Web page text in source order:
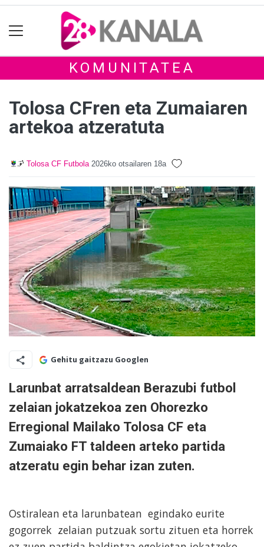
KOMUNITATEA
Tolosa CFren eta Zumaiaren
artekoa atzeratuta
Tolosa CF Futbola 2026ko otsailaren 18a
Gehitu gaitzazu Googlen
Larunbat arratsaldean Berazubi futbol
zelaian jokatzekoa zen Ohorezko
Erregional Mailako Tolosa CF eta
Zumaiako FT taldeen arteko partida
atzeratu egin behar izan zuten.
Ostiralean eta larunbatean egindako eurite
gogorrek zelaian putzuak sortu zituen eta horrek